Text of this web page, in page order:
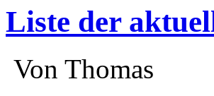
Liste der
Von Thomas